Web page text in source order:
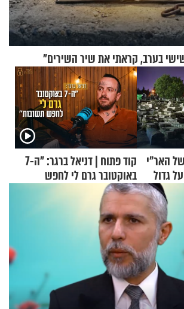
בערב, קראתי את שיר השירים"
של האר"י
על גדול
קוד פתוח | דניאל ברגר: "ה-7
באוקטובר גרם לי לחפש
תשובות"